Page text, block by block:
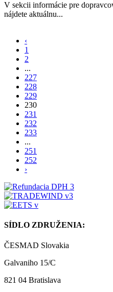
V sekcii informácie pre
nájdete aktuálnu...
‹
1
2
...
227
228
229
230
231
232
233
...
251
252
›
SÍDLO ZDRUŽENIA:
ČESMAD Slovakia
Galvaniho 15/C
821 04 Bratislava